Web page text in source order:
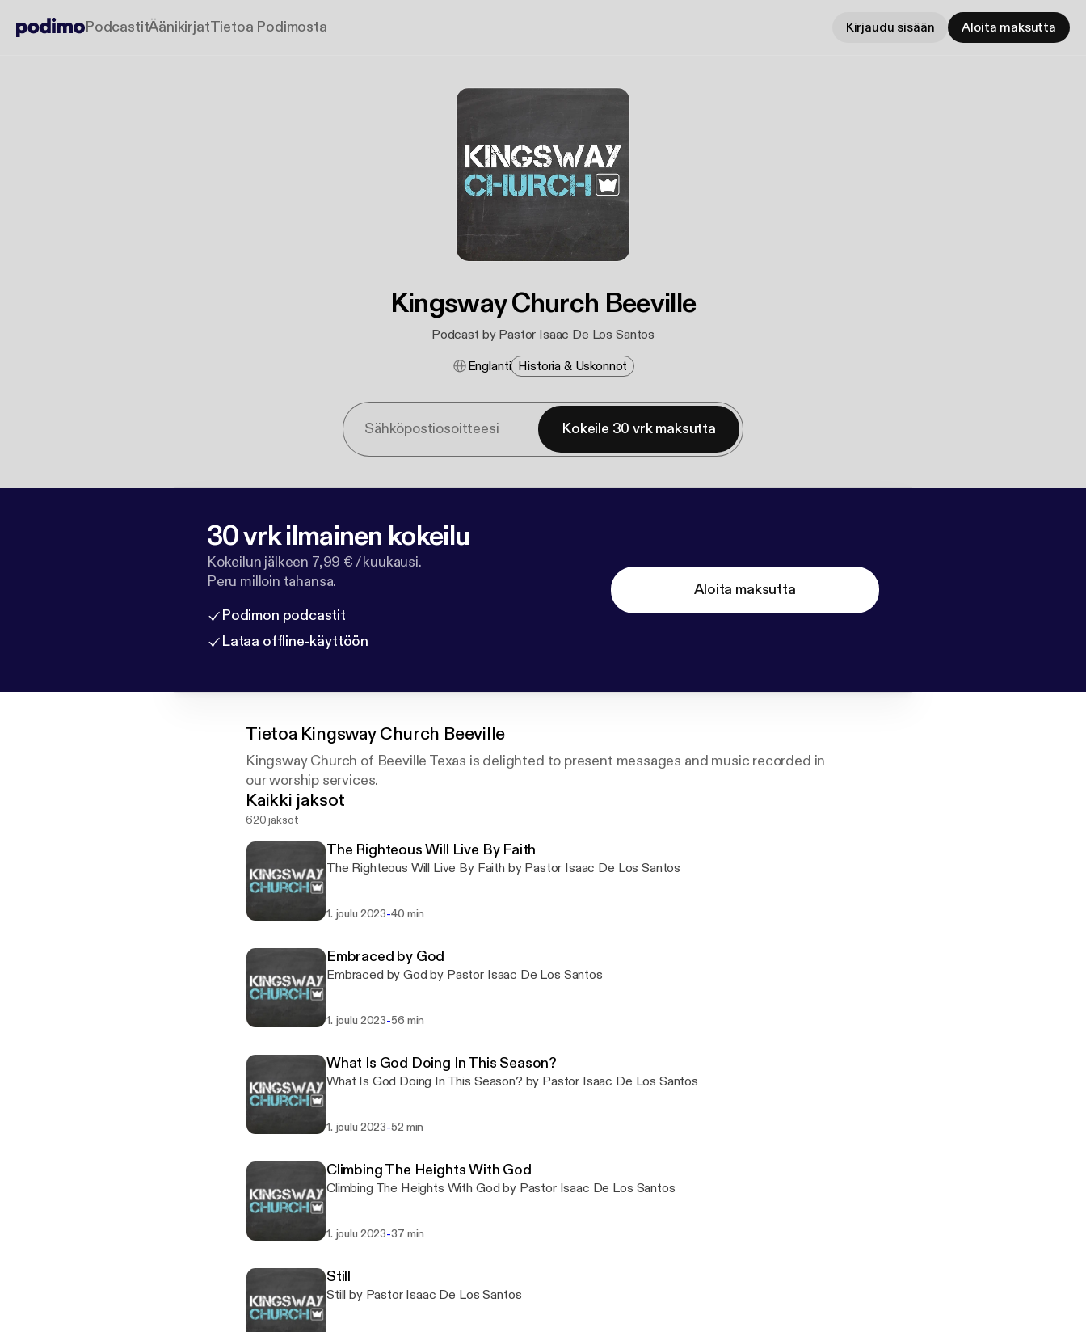
PodcastitÄänikirjatTietoa Podimosta Kirjaudu sisään Aloita maksutta
Kingsway Church Beeville
Podcast by Pastor Isaac De Los Santos
Englanti Historia & Uskonnot
Kokeile 30 vrk maksutta
30 vrk ilmainen kokeilu
Kokeilun jälkeen 7,99 € / kuukausi.
Peru milloin tahansa.
Podimon podcastit
Lataa offline-käyttöön
Aloita maksutta
Tietoa Kingsway Church Beeville
Kingsway Church of Beeville Texas is delighted to present messages and music recorded in
our worship services.
Kaikki jaksot
620 jaksot
The Righteous Will Live By Faith
The Righteous Will Live By Faith by Pastor Isaac De Los Santos
1. joulu 2023-40 min
Embraced by God
Embraced by God by Pastor Isaac De Los Santos
1. joulu 2023-56 min
What Is God Doing In This Season?
What Is God Doing In This Season? by Pastor Isaac De Los Santos
1. joulu 2023-52 min
Climbing The Heights With God
Climbing The Heights With God by Pastor Isaac De Los Santos
1. joulu 2023-37 min
Still
Still by Pastor Isaac De Los Santos